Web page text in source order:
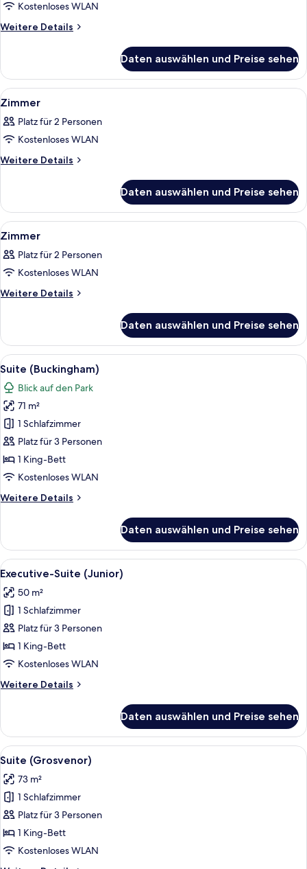
Zimmer
anzeigen
Kostenloses WLAN
Weitere Details
Weitere
Daten auswählen und Preise sehen
Alle
Fotos
für
Zimmer
anzeigen
Ein Schlafzimmer mit einem
5
Zimmer
Platz für 2 Personen
Kostenloses WLAN
Weitere Details
Weitere
Daten auswählen und Preise sehen
Alle
Fotos
für
Zimmer
anzeigen
Ein Hotelzimmer mit einem großen
7
Zimmer
Platz für 2 Personen
Kostenloses WLAN
Weitere Details
Weitere
Daten auswählen und Preise sehen
Alle
Fotos
für
Suite
(Buckingham)
anzeigen
Ein Zimmer mit
9
Suite (Buckingham)
Blick auf den Park
71 m²
1 Schlafzimmer
Platz für 3 Personen
1 King-Bett
Kostenloses WLAN
Weitere Details
Weitere
(Buckingham)
Daten auswählen und Preise sehen
Alle
Fotos
für
Executive-
Suite
(Junior)
anzeigen
Hochwertige Bettwaren, Minibar,
11
Executive-Suite (Junior)
50 m²
1 Schlafzimmer
Platz für 3 Personen
1 King-Bett
Kostenloses WLAN
Weitere Details
Weitere
Suite
(Junior)
Daten auswählen und Preise sehen
Alle
Fotos
für
Suite
(Grosvenor)
anzeigen
Ein Schlafzimmer mit einem großen
6
Suite (Grosvenor)
73 m²
1 Schlafzimmer
Platz für 3 Personen
1 King-Bett
Kostenloses WLAN